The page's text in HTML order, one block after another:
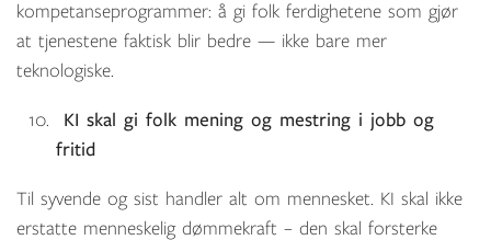
kompetanseprogrammer: å gi folk ferdighetene som gjør
at tjenestene faktisk blir bedre — ikke bare mer
teknologiske.
KI skal gi folk mening og mestring i jobb og
fritid
Til syvende og sist handler alt om mennesket. KI skal ikke
erstatte menneskelig dømmekraft – den skal forsterke